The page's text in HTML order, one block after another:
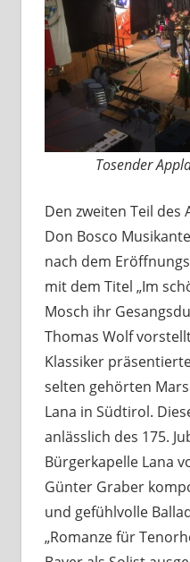
Tosender
Den zweiten Teil des
Don Bosco
nach dem
mit dem Titel „Im
Mosch ihr
Thomas Wolf
Klassiker
selten gehörten
Lana in Südtirol.
anlässlich des 175.
Bürgerkapelle Lana
Günter Graber
und gefühlvolle
„Romanze für